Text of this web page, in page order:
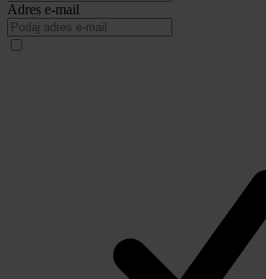
Adres e-mail